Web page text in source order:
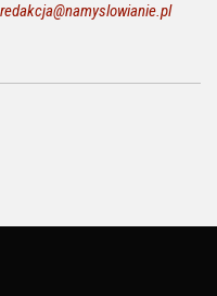
redakcja@namyslowianie.pl